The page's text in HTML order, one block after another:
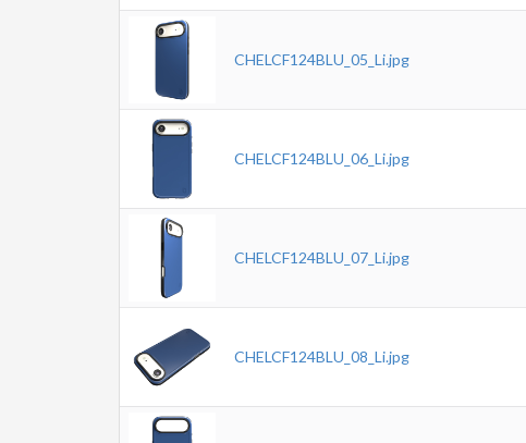
CHELCF124BLU_05_Li.jpg
CHELCF124BLU_06_Li.jpg
CHELCF124BLU_07_Li.jpg
CHELCF124BLU_08_Li.jpg